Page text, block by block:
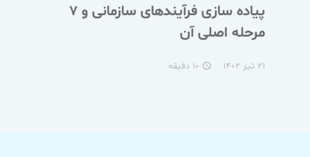
پیاده سازی فرآیندهای سازمانی و ۷
مرحله اصلی آن
۲۱ تیر ۱۴۰۲ access_time